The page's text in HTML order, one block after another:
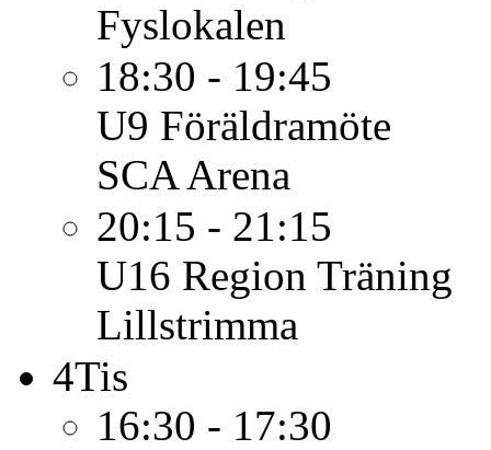
Fyslokalen
18:30 - 19:45
U9 Föräldramöte
SCA Arena
20:15 - 21:15
U16 Region Träning
Lillstrimma
4Tis
16:30 - 17:30